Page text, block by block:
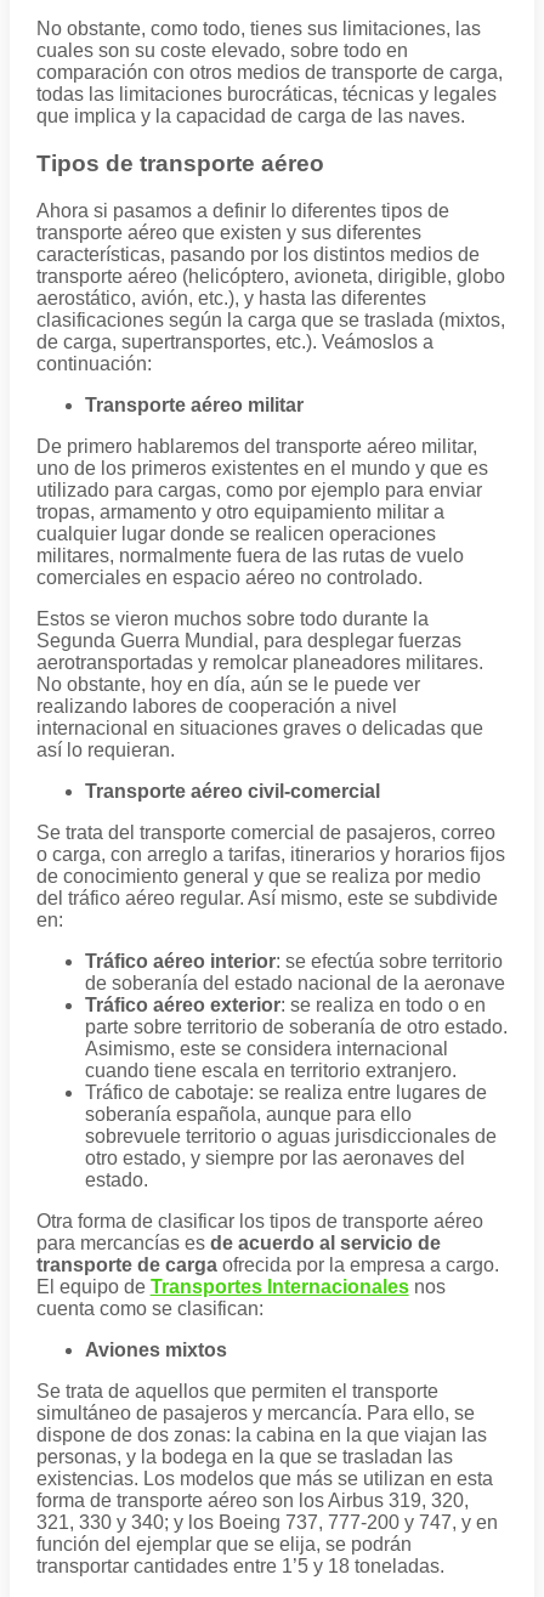
No obstante, como todo, tienes sus limitaciones, las
cuales son su coste elevado, sobre todo en
comparación con otros medios de transporte de carga,
todas las limitaciones burocráticas, técnicas y legales
que implica y la capacidad de carga de las naves.
Tipos de transporte aéreo
Ahora si pasamos a definir lo diferentes tipos de
transporte aéreo que existen y sus diferentes
características, pasando por los distintos medios de
transporte aéreo (helicóptero, avioneta, dirigible, globo
aerostático, avión, etc.), y hasta las diferentes
clasificaciones según la carga que se traslada (mixtos,
de carga, supertransportes, etc.). Veámoslos a
continuación:
Transporte aéreo militar
De primero hablaremos del transporte aéreo militar,
uno de los primeros existentes en el mundo y que es
utilizado para cargas, como por ejemplo para enviar
tropas, armamento y otro equipamiento militar a
cualquier lugar donde se realicen operaciones
militares, normalmente fuera de las rutas de vuelo
comerciales en espacio aéreo no controlado.
Estos se vieron muchos sobre todo durante la
Segunda Guerra Mundial, para desplegar fuerzas
aerotransportadas y remolcar planeadores militares.
No obstante, hoy en día, aún se le puede ver
realizando labores de cooperación a nivel
internacional en situaciones graves o delicadas que
así lo requieran.
Transporte aéreo civil-comercial
Se trata del transporte comercial de pasajeros, correo
o carga, con arreglo a tarifas, itinerarios y horarios fijos
de conocimiento general y que se realiza por medio
del tráfico aéreo regular. Así mismo, este se subdivide
en:
Tráfico aéreo interior: se efectúa sobre territorio
de soberanía del estado nacional de la aeronave
Tráfico aéreo exterior: se realiza en todo o en
parte sobre territorio de soberanía de otro estado.
Asimismo, este se considera internacional
cuando tiene escala en territorio extranjero.
Tráfico de cabotaje: se realiza entre lugares de
soberanía española, aunque para ello
sobrevuele territorio o aguas jurisdiccionales de
otro estado, y siempre por las aeronaves del
estado.
Otra forma de clasificar los tipos de transporte aéreo
para mercancías es de acuerdo al servicio de
transporte de cargaofrecida por la empresa a cargo.
El equipo de Transportes Internacionalesnos
cuenta como se clasifican:
Aviones mixtos
Se trata de aquellos que permiten el transporte
simultáneo de pasajeros y mercancía. Para ello, se
dispone de dos zonas: la cabina en la que viajan las
personas, y la bodega en la que se trasladan las
existencias. Los modelos que más se utilizan en esta
forma de transporte aéreo son los Airbus 319, 320,
321, 330 y 340; y los Boeing 737, 777-200 y 747, y en
función del ejemplar que se elija, se podrán
transportar cantidades entre 1’5 y 18 toneladas.